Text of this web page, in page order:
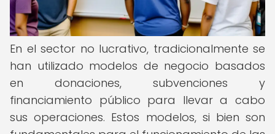
En el sector no lucrativo, tradicionalmente se
han utilizado modelos de negocio basados
en donaciones, subvenciones y
financiamiento público para llevar a cabo
sus operaciones. Estos modelos, si bien son